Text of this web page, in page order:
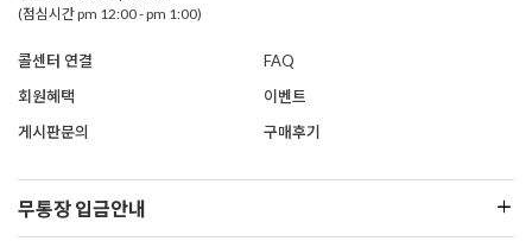
(점심시간 pm 12:00 - pm 1:00)
콜센터 연결
FAQ
회원혜택
이벤트
게시판문의
구매후기
무통장 입금안내